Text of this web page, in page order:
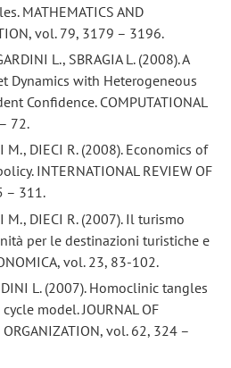
MATHEMATICS AND
vol. 79, 3179 – 3196.
L., SBRAGIA L. (2008). A
Dynamics with Heterogeneous
Confidence. COMPUTATIONAL
72.
M., DIECI R. (2008). Economics of
INTERNATIONAL REVIEW OF
– 311.
M., DIECI R. (2007). Il turismo
per le destinazioni turistiche e
vol. 23, 83-102.
L. (2007). Homoclinic tangles
model. JOURNAL OF
vol. 62, 324 –